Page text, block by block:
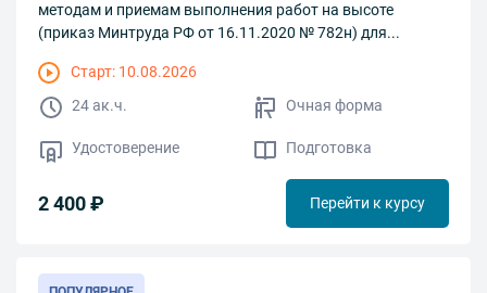
методам и приемам выполнения работ на высоте
(приказ Минтруда РФ от 16.11.2020 № 782н) для...
Старт: 10.08.2026
2 400 ₽ Перейти к курсу
24 ак.ч. Очная форма
Удостоверение Подготовка